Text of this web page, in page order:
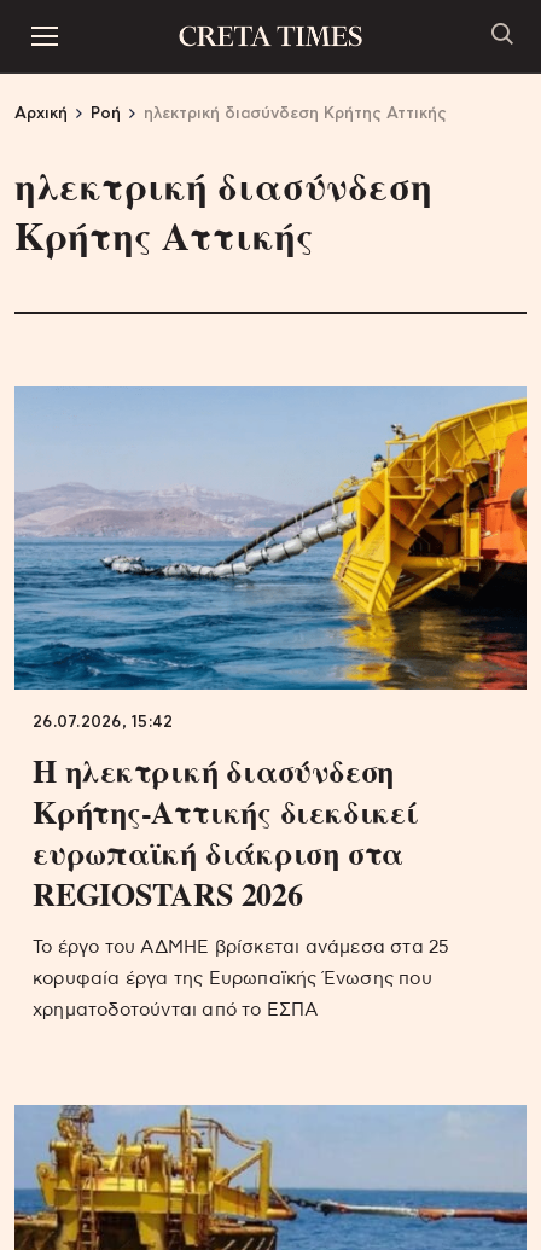
Αρχική Ροή ηλεκτρική διασύνδεση Κρήτης Αττικής
ηλεκτρική διασύνδεση
Κρήτης Αττικής
26.07.2026, 15:42
Η ηλεκτρική διασύνδεση
Κρήτης-Αττικής διεκδικεί
ευρωπαϊκή διάκριση στα
REGIOSTARS 2026
Το έργο του ΑΔΜΗΕ βρίσκεται ανάμεσα στα 25
κορυφαία έργα της Ευρωπαϊκής Ένωσης που
χρηματοδοτούνται από το ΕΣΠΑ